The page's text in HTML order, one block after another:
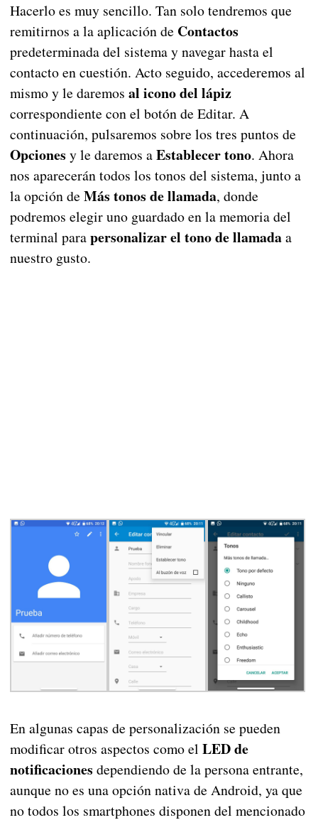
Hacerlo es muy sencillo. Tan solo tendremos que
remitirnos a la aplicación de Contactos
predeterminada del sistema y navegar hasta el
contacto en cuestión. Acto seguido, accederemos al
mismo y le daremos al icono del lápiz
correspondiente con el botón de Editar. A
continuación, pulsaremos sobre los tres puntos de
Opciones y le daremos aEstablecer tono. Ahora
nos aparecerán todos los tonos del sistema, junto a
la opción de Más tonos de llamada, donde
podremos elegir uno guardado en la memoria del
terminal parapersonalizar el tono de llamadaa
nuestro gusto.
En algunas capas de personalización se pueden
modificar otros aspectos como el LED de
notificaciones dependiendo de la persona entrante,
aunque no es una opción nativa de Android, ya que
no todos los smartphones disponen del mencionado